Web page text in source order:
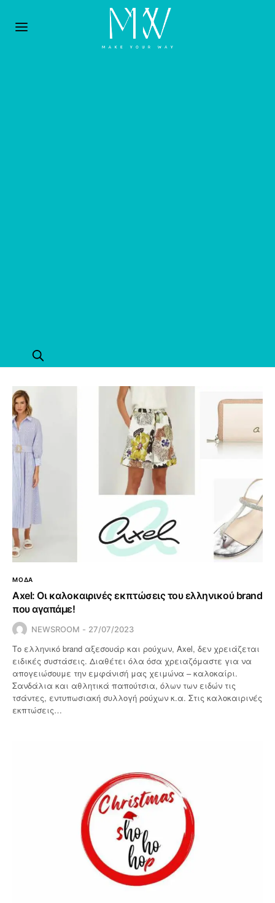
ΜΟΔΑ
Axel: Οι καλοκαιρινές εκπτώσεις του ελληνικού brand
που αγαπάμε!
NEWSROOM 27/07/2023
Το ελληνικό brand αξεσουάρ και ρούχων, Axel, δεν χρειάζεται
ειδικές συστάσεις. Διαθέτει όλα όσα χρειαζόμαστε για να
απογειώσουμε την εμφάνισή μας χειμώνα – καλοκαίρι.
Σανδάλια και αθλητικά παπούτσια, όλων των ειδών τις
τσάντες, εντυπωσιακή συλλογή ρούχων κ.α. Στις καλοκαιρινές
εκπτώσεις…